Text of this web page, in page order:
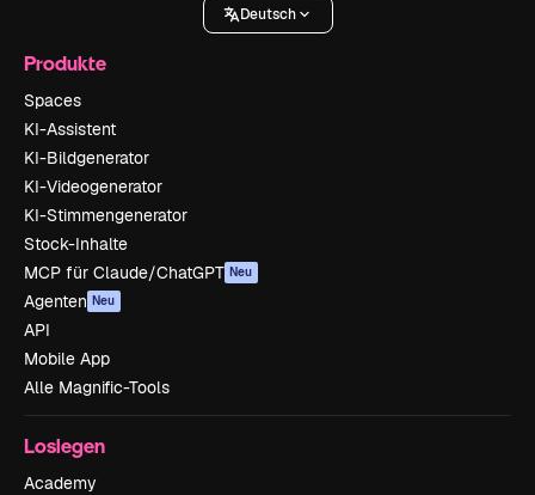
Deutsch
Produkte
Spaces
KI-Assistent
KI-Bildgenerator
KI-Videogenerator
KI-Stimmengenerator
Stock-Inhalte
MCP für Claude/ChatGPT Neu
Agenten Neu
API
Mobile App
Alle Magnific-Tools
Loslegen
Academy